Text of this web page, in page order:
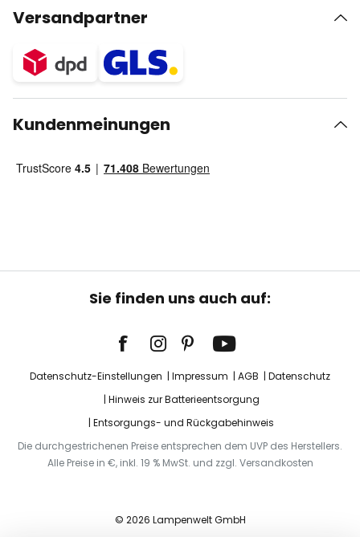
Versandpartner
Kundenmeinungen
Sie finden uns auch auf:
Datenschutz-Einstellungen Impressum AGB
Datenschutz
Hinweis zur Batterieentsorgung
Entsorgungs- und Rückgabehinweis
Die durchgestrichenen Preise entsprechen dem UVP des Herstellers.
Alle Preise in €, inkl. 19 % MwSt. und zzgl. Versandkosten
© 2026 Lampenwelt GmbH